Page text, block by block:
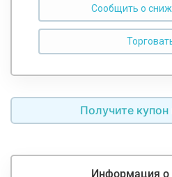
Сообщить о
Получите купон
Информация о